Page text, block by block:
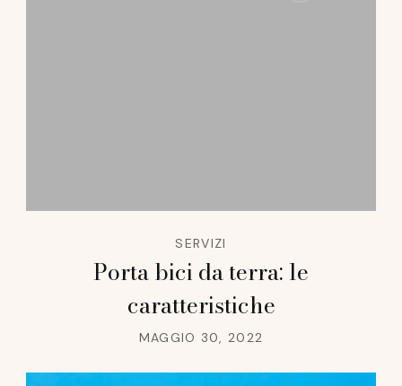
SERVIZI
Porta bici da terra: le
caratteristiche
MAGGIO 30, 2022